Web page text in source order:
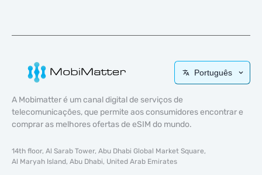
Português
A Mobimatter é um canal digital de serviços de
telecomunicações, que permite aos consumidores encontrar e
comprar as melhores ofertas de eSIM do mundo.
14th floor, Al Sarab Tower, Abu Dhabi Global Market Square,
Al Maryah Island, Abu Dhabi, United Arab Emirates